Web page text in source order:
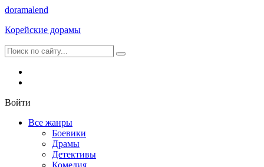
doramalend
Корейские дорамы
Войти
Все жанры
Боевики
Драмы
Детективы
Комедия